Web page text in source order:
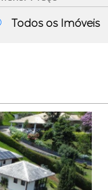
Todos os Imóveis